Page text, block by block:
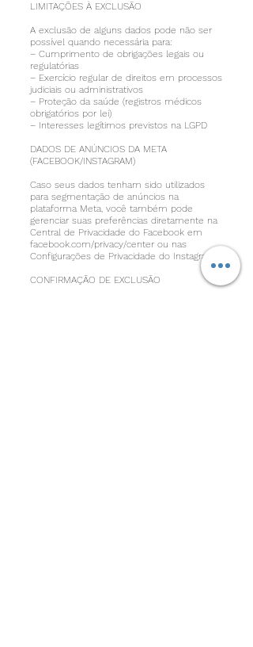
LIMITAÇÕES À EXCLUSÃO
A exclusão de alguns dados pode não ser
possível quando necessária para:
– Cumprimento de obrigações legais ou
regulatórias
– Exercício regular de direitos em processos
judiciais ou administrativos
– Proteção da saúde (registros médicos
obrigatórios por lei)
– Interesses legítimos previstos na LGPD
DADOS DE ANÚNCIOS DA META
(FACEBOOK/INSTAGRAM)
Caso seus dados tenham sido utilizados
para segmentação de anúncios na
plataforma Meta, você também pode
gerenciar suas preferências diretamente na
Central de Privacidade do Facebook em
facebook.com/privacy/center ou nas
Configurações de Privacidade do Instagram.
CONFIRMAÇÃO DE EXCLUSÃO